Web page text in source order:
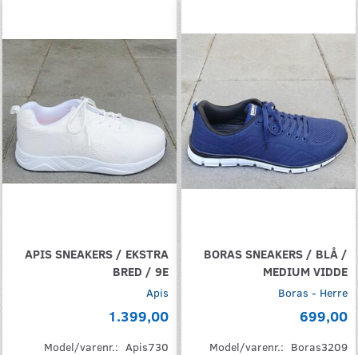
APIS SNEAKERS / EKSTRA
BRED / 9E
Apis
1.399,00
Model/varenr.: Apis730
BORAS SNEAKERS / BLÅ /
MEDIUM VIDDE
Boras - Herre
699,00
Model/varenr.: Boras3209